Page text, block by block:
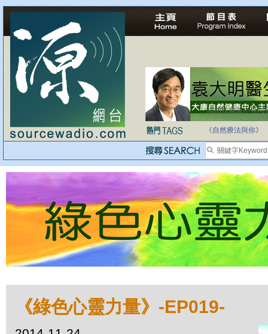
法治社會並不等同
《自然療法與你》
《綠色心靈力量》-EP019-